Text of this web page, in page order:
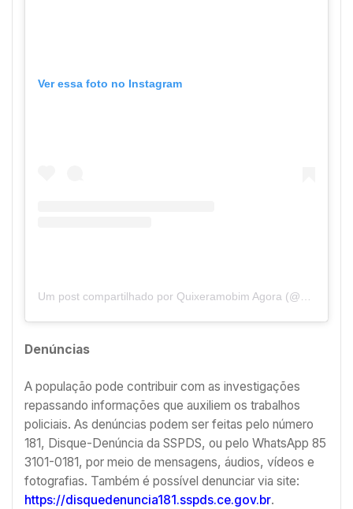
Ver essa foto no Instagram
Um post compartilhado por Quixeramobim Agora (@quixeramobimagora)
Denúncias
A população pode contribuir com as investigações
repassando informações que auxiliem os trabalhos
policiais. As denúncias podem ser feitas pelo número
181, Disque-Denúncia da SSPDS, ou pelo WhatsApp 85
3101-0181, por meio de mensagens, áudios, vídeos e
fotografias. Também é possível denunciar via site:
https://disquedenuncia181.sspds.ce.gov.br.